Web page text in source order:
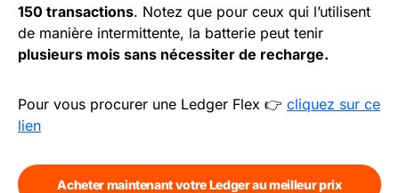
150 transactions. Notez que pour ceux qui l’utilisent
de manière intermittente, la batterie peut tenir
plusieurs mois sans nécessiter de recharge.
Pour vous procurer une Ledger Flex 👉 cliquez sur ce
lien
Acheter maintenant votre Ledger au meilleur prix